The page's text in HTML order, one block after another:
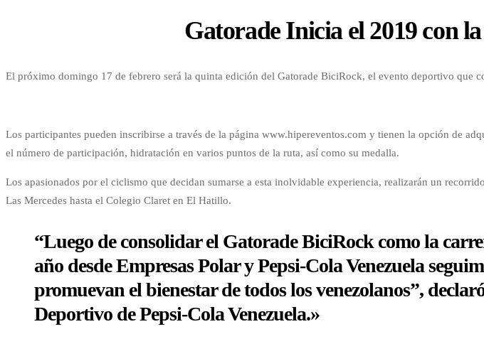
Gatorade Inicia el 2019 con
El próximo domingo 17 de febrero será la quinta edición del Gatorade BiciRock, el evento deportivo que
Los participantes pueden inscribirse a través de la página www.hipereventos.com y tienen la opción de
el número de participación, hidratación en varios puntos de la ruta, así como su medalla.
Los apasionados por el ciclismo que decidan sumarse a esta inolvidable experiencia, realizarán un
Las Mercedes hasta el Colegio Claret en El Hatillo.
“Luego de consolidar el Gatorade BiciRock como la
año desde Empresas Polar y Pepsi-Cola Venezuela
promuevan el bienestar de todos los venezolanos”,
Deportivo de Pepsi-Cola Venezuela.»